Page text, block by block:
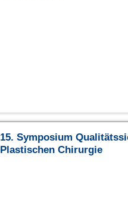
15. Symposium
Plastischen Chirurgie